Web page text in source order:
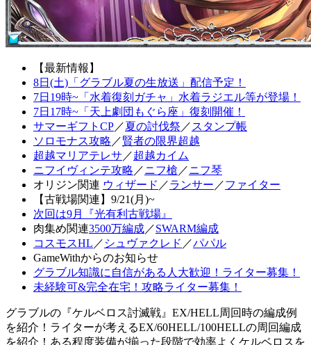
【最新情報】
8日(土)「グラブル夏の生放送」配信予定！
7日19時~「水着復刻ガチャ」水着ラジエル等が登場！
7日17時~「天上劇団もぐら座」復刻開催！
サマーギフトCP／夏の討伐祭 ／ スタンプ帳
ソロモナス攻略 ／賢者の限界超越
超越マリアテレサ ／超越カイム
ニフイヴィンテ攻略 ／ニフ槍 ／ニフ琴
オリジン関連 ウィザード ／ランサー ／ファイター
【古戦場関連】9/21(月)~
次回は9月『光有利古戦場』
肉集め関連3500万編成／SWARM編成
コスモスHL ／ シュヴァクレド ／パパル
GameWithからのお知らせ
グラブル知識に自信がある人大歓迎！ライター募集！
未経験可&完全在宅！攻略ライター募集！
グラブルの『ケルベロス討滅戦』EX/HELL周回時の編成例
を紹介！ライターが考えるEX/60HELL/100HELLの周回編成
を紹介！ある程度装備が揃った段階で効率よくケルベロスを